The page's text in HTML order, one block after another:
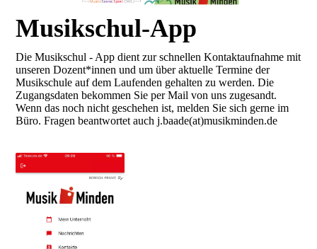
Musikschul-App
Die Musikschul - App dient zur schnellen Kontaktaufnahme mit
unseren Dozent*innen und um über aktuelle Termine der
Musikschule auf dem Laufenden gehalten zu werden. Die
Zugangsdaten bekommen Sie per Mail von uns zugesandt.
Wenn das noch nicht geschehen ist, melden Sie sich gerne im
Büro. Fragen beantwortet auch j.baade(at)musikminden.de